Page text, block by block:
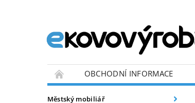
OBCHODNÍ INFORMACE
Městský mobiliář